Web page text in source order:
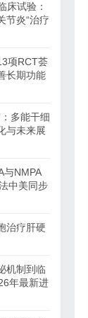
床试验：
节炎“治疗
项RCT荟
长期功能
：多能干细
与未来展
与NMPA
中美同步
治疗肝硬
机制到临
年最新进